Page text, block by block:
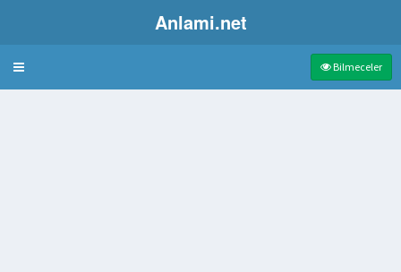
Anlami.net
Bulmaca Bilmeceler